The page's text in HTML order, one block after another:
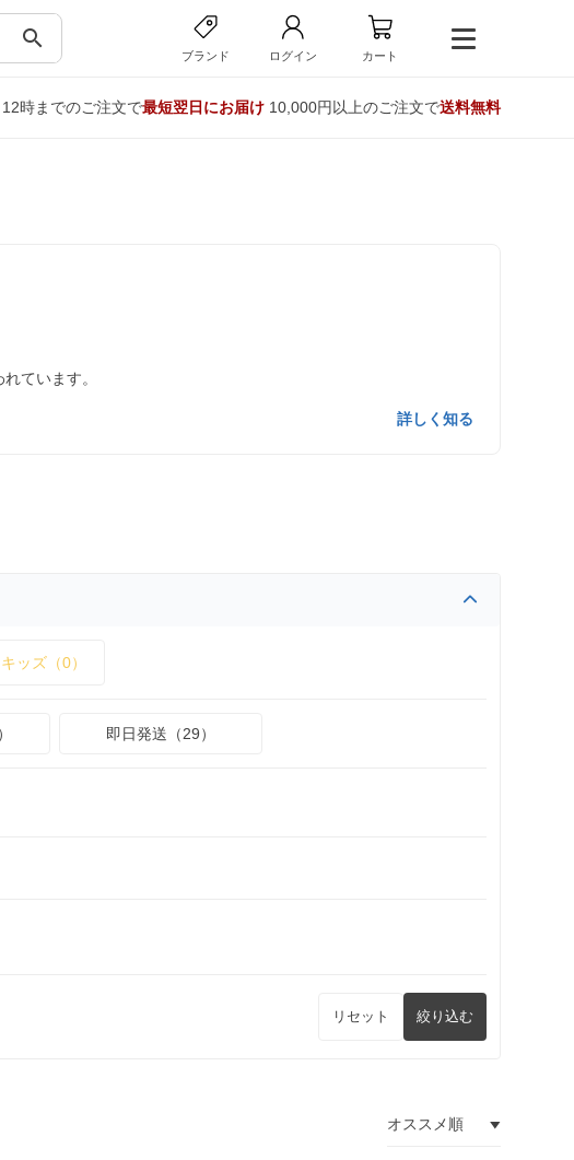
search
ブランド ログイン カート
12時までのご注文で最短翌日にお届け10,000円以上のご注文で送料無料
ています。
詳しく知る
キッズ（0）
即日発送（29）
リセット 絞り込む